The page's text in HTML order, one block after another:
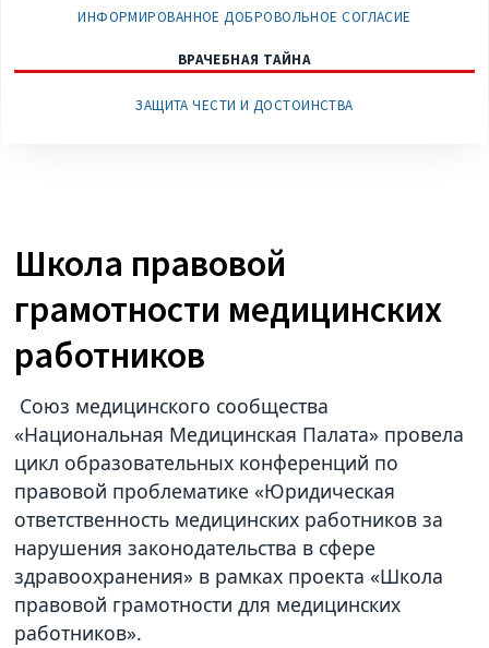
ИНФОРМИРОВАННОЕ ДОБРОВОЛЬНОЕ СОГЛАСИЕ
ВРАЧЕБНАЯ ТАЙНА
ЗАЩИТА ЧЕСТИ И ДОСТОИНСТВА
Школа правовой
грамотности медицинских
работников
Союз медицинского сообщества
«Национальная Медицинская Палата» провела
цикл образовательных конференций по
правовой проблематике «Юридическая
ответственность медицинских работников за
нарушения законодательства в сфере
здравоохранения» в рамках проекта «Школа
правовой грамотности для медицинских
работников».